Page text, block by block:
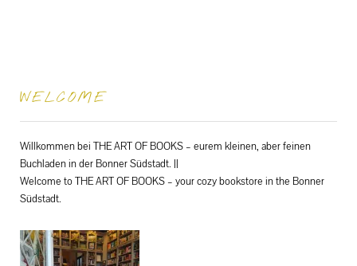
WELCOME
Willkommen bei THE ART OF BOOKS – eurem kleinen, aber feinen
Buchladen in der Bonner Südstadt. ||
Welcome to THE ART OF BOOKS – your cozy bookstore in the Bonner
Südstadt.